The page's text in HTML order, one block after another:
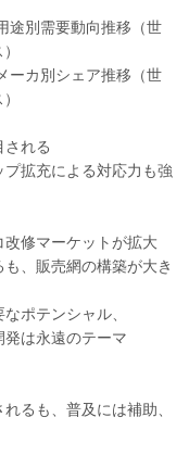
途別需要動向推移（世
ーカ別シェア推移（世
される
拡充による対応力も強
修マーケットが拡大
、販売網の構築が大き
ポテンシャル、
は永遠のテーマ
るも、普及には補助、